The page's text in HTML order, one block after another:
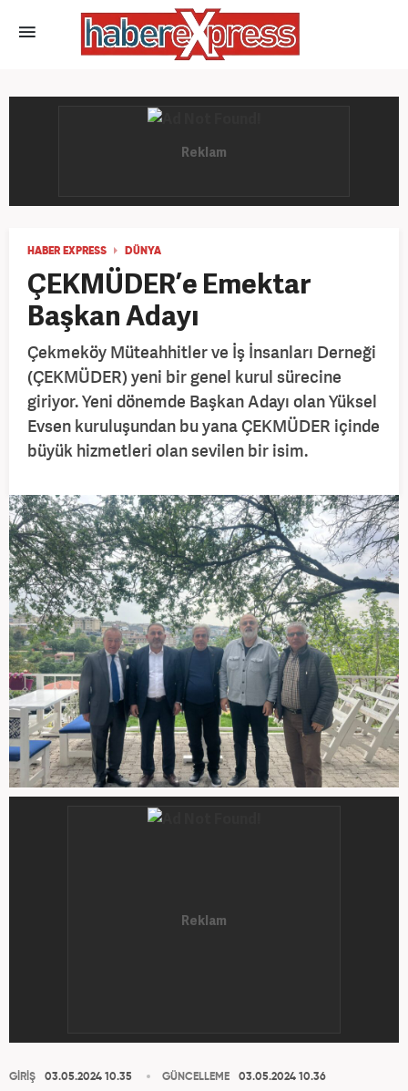
HABER EXPRESS DÜNYA
ÇEKMÜDER’e Emektar
Başkan Adayı
Çekmeköy Müteahhitler ve İş İnsanları Derneği
(ÇEKMÜDER) yeni bir genel kurul sürecine
giriyor. Yeni dönemde Başkan Adayı olan Yüksel
Evsen kuruluşundan bu yana ÇEKMÜDER içinde
büyük hizmetleri olan sevilen bir isim.
GİRİŞ 03.05.2024 10.35 GÜNCELLEME 03.05.2024 10.36